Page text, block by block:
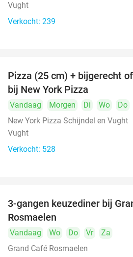
Vught
Verkocht: 239
Pizza (25 cm) + bijgerecht
bij New York Pizza
Vandaag Morgen Di Wo Do
New York Pizza Schijndel en Vught
Vught
Verkocht: 528
3-gangen keuzediner bij
Rosmaelen
Vandaag Wo Do Vr
Za
Grand Café Rosmaelen